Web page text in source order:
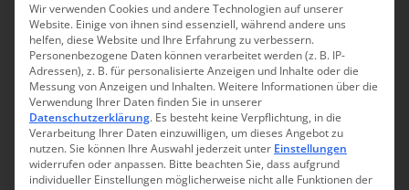
Verbände initiieren
gemeinsam Petition
Wir verwenden Cookies und andere Technologien auf unserer
Website. Einige von ihnen sind essenziell, während andere uns
helfen, diese Website und Ihre Erfahrung zu verbessern.
Personenbezogene Daten können verarbeitet werden (z. B. IP-
Adressen), z. B. für personalisierte Anzeigen und Inhalte oder die
Messung von Anzeigen und Inhalten.Weitere Informationen über die
Verwendung Ihrer Daten finden Sie in unserer
Datenschutzerklärung. Es besteht keine Verpflichtung, in die
Verarbeitung Ihrer Daten einzuwilligen, um dieses Angebot zu
nutzen.Sie können Ihre Auswahl jederzeit unter Einstellungen
widerrufen oder anpassen. Bitte beachten Sie, dass aufgrund
individueller Einstellungen möglicherweise nicht alle Funktionen der